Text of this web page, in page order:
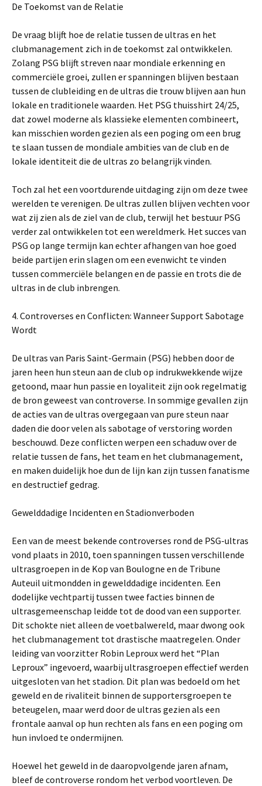
De Toekomst van de Relatie
De vraag blijft hoe de relatie tussen de ultras en het
clubmanagement zich in de toekomst zal ontwikkelen.
Zolang PSG blijft streven naar mondiale erkenning en
commerciële groei, zullen er spanningen blijven bestaan
tussen de clubleiding en de ultras die trouw blijven aan hun
lokale en traditionele waarden. Het PSG thuisshirt 24/25,
dat zowel moderne als klassieke elementen combineert,
kan misschien worden gezien als een poging om een brug
te slaan tussen de mondiale ambities van de club en de
lokale identiteit die de ultras zo belangrijk vinden.
Toch zal het een voortdurende uitdaging zijn om deze twee
werelden te verenigen. De ultras zullen blijven vechten voor
wat zij zien als de ziel van de club, terwijl het bestuur PSG
verder zal ontwikkelen tot een wereldmerk. Het succes van
PSG op lange termijn kan echter afhangen van hoe goed
beide partijen erin slagen om een evenwicht te vinden
tussen commerciële belangen en de passie en trots die de
ultras in de club inbrengen.
4. Controverses en Conflicten: Wanneer Support Sabotage
Wordt
De ultras van Paris Saint-Germain (PSG) hebben door de
jaren heen hun steun aan de club op indrukwekkende wijze
getoond, maar hun passie en loyaliteit zijn ook regelmatig
de bron geweest van controverse. In sommige gevallen zijn
de acties van de ultras overgegaan van pure steun naar
daden die door velen als sabotage of verstoring worden
beschouwd. Deze conflicten werpen een schaduw over de
relatie tussen de fans, het team en het clubmanagement,
en maken duidelijk hoe dun de lijn kan zijn tussen fanatisme
en destructief gedrag.
Gewelddadige Incidenten en Stadionverboden
Een van de meest bekende controverses rond de PSG-ultras
vond plaats in 2010, toen spanningen tussen verschillende
ultrasgroepen in de Kop van Boulogne en de Tribune
Auteuil uitmondden in gewelddadige incidenten. Een
dodelijke vechtpartij tussen twee facties binnen de
ultrasgemeenschap leidde tot de dood van een supporter.
Dit schokte niet alleen de voetbalwereld, maar dwong ook
het clubmanagement tot drastische maatregelen. Onder
leiding van voorzitter Robin Leproux werd het “Plan
Leproux” ingevoerd, waarbij ultrasgroepen effectief werden
uitgesloten van het stadion. Dit plan was bedoeld om het
geweld en de rivaliteit binnen de supportersgroepen te
beteugelen, maar werd door de ultras gezien als een
frontale aanval op hun rechten als fans en een poging om
hun invloed te ondermijnen.
Hoewel het geweld in de daaropvolgende jaren afnam,
bleef de controverse rondom het verbod voortleven. De